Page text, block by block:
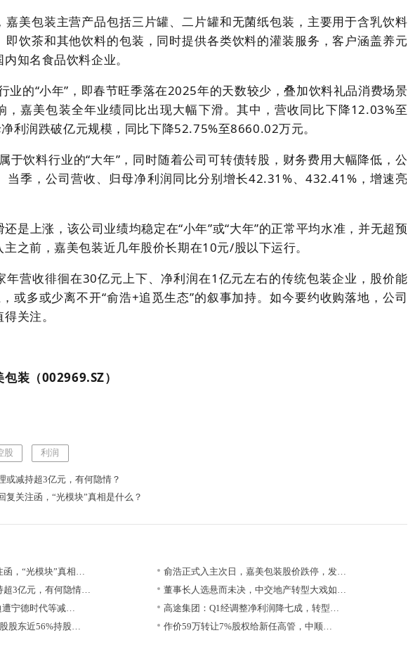
嘉美包装主营产品包括三片罐、二片罐和无菌纸包装，主要用于含乳饮料
即饮茶和其他饮料的包装，同时提供各类饮料的灌装服务，客户涵盖养元
知名食品饮料企业。
业的“小年”，即春节旺季落在2025年的天数较少，叠加饮料礼品消费场景
，嘉美包装全年业绩同比出现大幅下滑。其中，营收同比下降12.03%至
利润跌破亿元规模，同比下降52.75%至8660.02万元。
于饮料行业的“大年”，同时随着公司可转债转股，财务费用大幅降低，公
当季，公司营收、归母净利润同比分别增长42.31%、432.41%，增速亮
是上涨，该公司业绩均稳定在“小年”或“大年”的正常平均水准，并无超预
之前，嘉美包装近几年股价长期在10元/股以下运行。
年营收徘徊在30亿元上下、净利润在1亿元左右的传统包装企业，股价能
或多或少离不开“俞浩+追觅生态”的叙事加持。如今要约收购落地，公司
关注。
装（002969.SZ）
股 利润
或减持超3亿元，有何隐情？
复关注函，“光模块”真相是什么？
函，“光模块”真相…
俞浩正式入主次日，嘉美包装股价跌停，发…
超3亿元，有何隐情…
董事长人选悬而未决，中交地产转型大戏如…
遭宁德时代等减…
高途集团：Q1经调整净利润降七成，转型…
股东近56%持股…
作价59万转让7%股权给新任高管，中顺…